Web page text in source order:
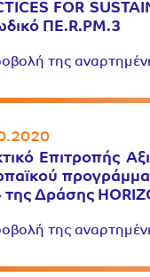
FOR
ΠΕ.R.PM.3
της
Επιτροπής
της Δράσης
της